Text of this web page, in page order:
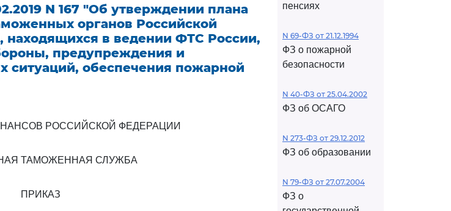
N 167 "Об утверждении плана
органов Российской
в ведении ФТС России,
предупреждения и
ситуаций, обеспечения пожарной
РОССИЙСКОЙ ФЕДЕРАЦИИ
ТАМОЖЕННАЯ СЛУЖБА
ПРИКАЗ
пенсиях
N 69-ФЗ от 21.12.1994
ФЗ о пожарной
безопасности
N 40-ФЗ от 25.04.2002
ФЗ об ОСАГО
N 273-ФЗ от 29.12.2012
ФЗ об образовании
N 79-ФЗ от 27.07.2004
ФЗ о